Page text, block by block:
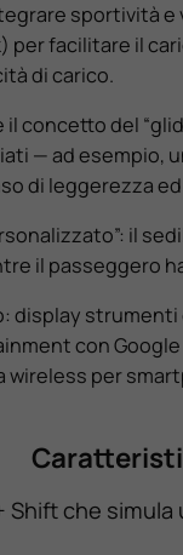
sportività
per facilitare il
di carico.
il concetto del
— ad esempio,
di leggerezza
il
il passeggero
display
con
wireless per
Shift che